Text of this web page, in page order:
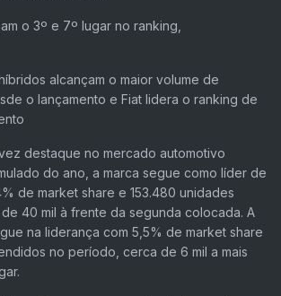
o 3º e 7º lugar no ranking,
alcançam o maior volume de
o lançamento e Fiat lidera o ranking de
destaque no mercado automotivo
do ano, a marca segue como líder de
de market share e 153.480 unidades
de 40 mil à frente da segunda colocada. A
na liderança com 5,5% de market share
no período, cerca de 6 mil a mais